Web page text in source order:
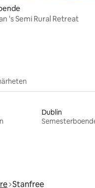
betyg, 8
's Semi Rural Retreat
Dublin
Stanfree